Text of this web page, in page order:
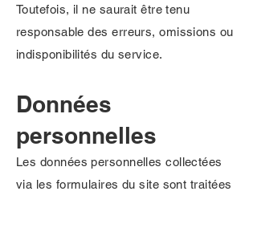
Toutefois, il ne saurait être tenu
responsable des erreurs, omissions ou
indisponibilités du service.
Données
personnelles
Les données personnelles collectées
via les formulaires du site sont traitées